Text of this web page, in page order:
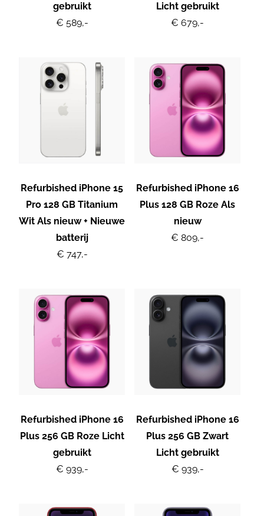
gebruikt
€ 589,-
Licht gebruikt
€ 679,-
Refurbished iPhone 15
Pro 128 GB Titanium
Wit Als nieuw + Nieuwe
batterij
€ 747,-
Refurbished iPhone 16
Plus 128 GB Roze Als
nieuw
€ 809,-
Refurbished iPhone 16
Plus 256 GB Roze Licht
gebruikt
€ 939,-
Refurbished iPhone 16
Plus 256 GB Zwart
Licht gebruikt
€ 939,-